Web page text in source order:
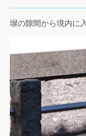
塀の隙間から境内に